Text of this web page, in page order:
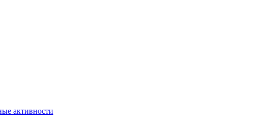
активности